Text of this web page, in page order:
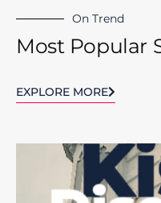
On Trend
Most Popular
EXPLORE MORE